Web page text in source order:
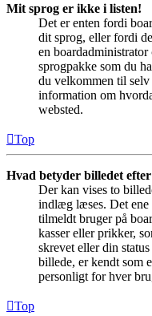
Mit sprog er ikke i listen!
Det er enten fordi
dit sprog, eller fordi
en
sprogpakke som du
du velkommen til
information om
websted.
Top
Hvad betyder billedet
Der kan vises to
indlæg læses. Det ene
tilmeldt bruger på
kasser eller prikker,
skrevet eller din
billede, er kendt som
personligt for hver
Top